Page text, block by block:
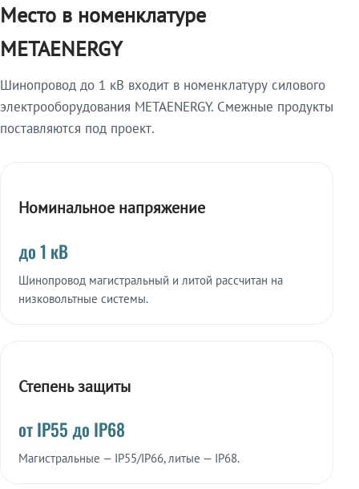
Место в номенклатуре
METAENERGY
Шинопровод до 1 кВ входит в номенклатуру силового
электрооборудования METAENERGY. Смежные продукты
поставляются под проект.
Номинальное напряжение
до 1 кВ
Шинопровод магистральный и литой рассчитан на
низковольтные системы.
Степень защиты
от IP55 до IP68
Магистральные — IP55/IP66, литые — IP68.